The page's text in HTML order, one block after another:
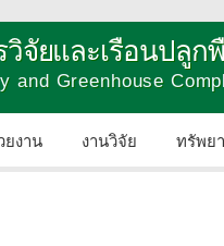
จัยและเรือนปลูก
and Greenhouse
ยงาน งานวิจัย ทรัพย